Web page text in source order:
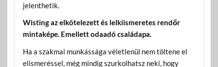
jelenthetik.
Wisting az elkötelezett és lelkiismeretes rendőr
mintaképe. Emellett odaadó családapa.
Ha a szakmai munkássága véletlenül nem töltene el
elismeréssel, még mindig szurkolhatsz neki, hogy